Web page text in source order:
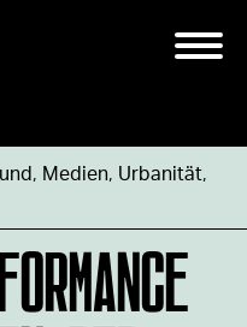
, Medien, Urbanität,